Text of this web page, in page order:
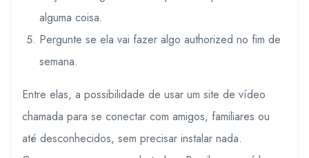
alguma coisa.
Pergunte se ela vai fazer algo authorized no fim de
semana.
Entre elas, a possibilidade de usar um site de vídeo
chamada para se conectar com amigos, familiares ou
até desconhecidos, sem precisar instalar nada.